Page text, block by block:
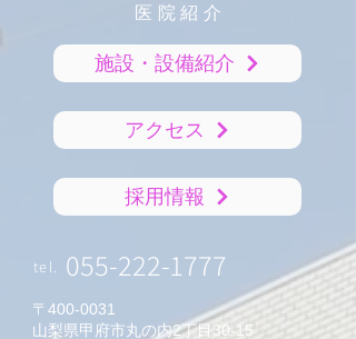
医院紹 介
施設・設備紹介
アクセス
採用情報
tel. 055-222-1777
〒400-0031
山梨県甲府市丸の内2丁目30-15